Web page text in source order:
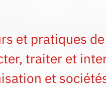
et pratiques
traiter et
et